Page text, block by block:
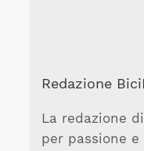
Redazione
La redazione
per passione